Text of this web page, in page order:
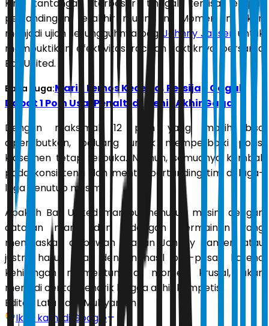
Kini, tantangan terbesar tinggal tersisa empat
pertandingan terakhir musim ini. Momen ini akan
menjadi ujian sesungguhnya bagi Johnny Jansen untuk
membuktikan efektivitas racikan taktiknya bersama
Bali United.
Baca Juga:Mario Lemos Kecewa, Persijap Gagal
Dapat 1 Poin Usai Penalti di Menit Akhir Gagal
Dengan maksimal 12 poin yang masih bisa
diperebutkan, peluang untuk memperbaiki posisi
klasemen tetap terbuka. Namun, semuanya kembali
pada konsistensi dan mental bertanding tim di laga-
laga penutup musim.
Apakah Bali United mampu menutup musim dengan
catatan manis dan hidangan permainan yang
memuaskan di bawah arahan Johnny Jansen, atau
justru harus puas dengan hasil pas-pasan karena
kehilangan momentum di momen krusial, akan
menjadi cerita menarik hingga akhir kompetisi.
Editor: Latu Ratri Mubyarsah
Ikuti kami di Google